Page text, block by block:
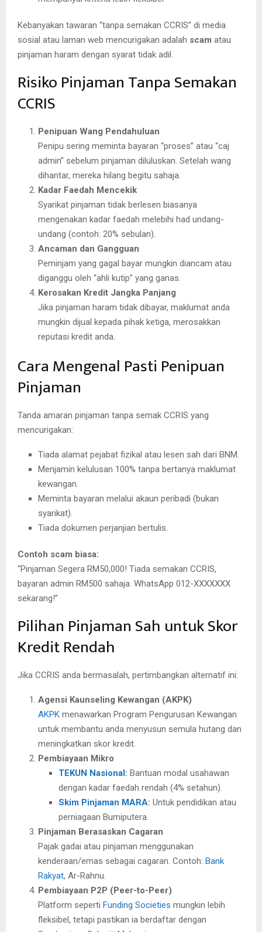
Kebanyakan tawaran “tanpa semakan CCRIS” di media
sosial atau laman web mencurigakan adalah scam atau
pinjaman haram dengan syarat tidak adil.
Risiko Pinjaman Tanpa Semakan
CCRIS
Penipuan Wang Pendahuluan
Penipu sering meminta bayaran “proses” atau “caj
admin” sebelum pinjaman diluluskan. Setelah wang
dihantar, mereka hilang begitu sahaja.
Kadar Faedah Mencekik
Syarikat pinjaman tidak berlesen biasanya
mengenakan kadar faedah melebihi had undang-
undang (contoh: 20% sebulan).
Ancaman dan Gangguan
Peminjam yang gagal bayar mungkin diancam atau
diganggu oleh “ahli kutip” yang ganas.
Kerosakan Kredit Jangka Panjang
Jika pinjaman haram tidak dibayar, maklumat anda
mungkin dijual kepada pihak ketiga, merosakkan
reputasi kredit anda.
Cara Mengenal Pasti Penipuan
Pinjaman
Tanda amaran pinjaman tanpa semak CCRIS yang
mencurigakan:
Tiada alamat pejabat fizikal atau lesen sah dari BNM.
Menjamin kelulusan 100% tanpa bertanya maklumat
kewangan.
Meminta bayaran melalui akaun peribadi (bukan
syarikat).
Tiada dokumen perjanjian bertulis.
Contoh scam biasa:
“Pinjaman Segera RM50,000! Tiada semakan CCRIS,
bayaran admin RM500 sahaja. WhatsApp 012-XXXXXXX
sekarang!”
Pilihan Pinjaman Sah untuk Skor
Kredit Rendah
Jika CCRIS anda bermasalah, pertimbangkan alternatif ini:
Agensi Kaunseling Kewangan (AKPK)
AKPK menawarkan Program Pengurusan Kewangan
untuk membantu anda menyusun semula hutang dan
meningkatkan skor kredit.
Pembiayaan Mikro
TEKUN Nasional: Bantuan modal usahawan
dengan kadar faedah rendah (4% setahun).
Skim Pinjaman MARA: Untuk pendidikan atau
perniagaan Bumiputera.
Pinjaman Berasaskan Cagaran
Pajak gadai atau pinjaman menggunakan
kenderaan/emas sebagai cagaran. Contoh: Bank
Rakyat, Ar-Rahnu.
Pembiayaan P2P (Peer-to-Peer)
Platform seperti Funding Societies mungkin lebih
fleksibel, tetapi pastikan ia berdaftar dengan